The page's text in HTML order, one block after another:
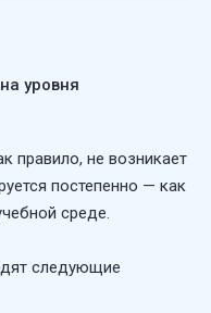
уровня
правило, не возникает
постепенно — как
среде.
следующие